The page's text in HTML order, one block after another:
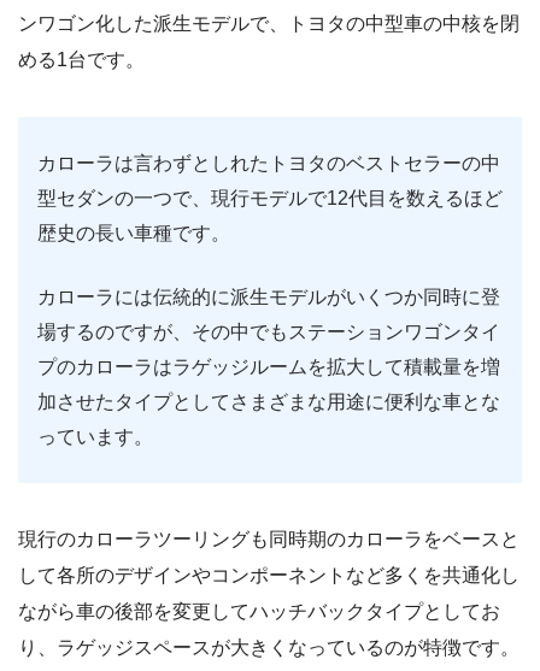
ンワゴン化した派生モデルで、トヨタの中型車の中核を閉
める1台です。
カローラは言わずとしれたトヨタのベストセラーの中
型セダンの一つで、現行モデルで12代目を数えるほど
歴史の長い車種です。
カローラには伝統的に派生モデルがいくつか同時に登
場するのですが、その中でもステーションワゴンタイ
プのカローラはラゲッジルームを拡大して積載量を増
加させたタイプとしてさまざまな用途に便利な車とな
っています。
現行のカローラツーリングも同時期のカローラをベースと
して各所のデザインやコンポーネントなど多くを共通化し
ながら車の後部を変更してハッチバックタイプとしてお
り、ラゲッジスペースが大きくなっているのが特徴です。